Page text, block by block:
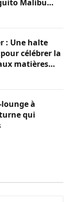
Malibu
: Une halte
célébrer la
matières
à
qui